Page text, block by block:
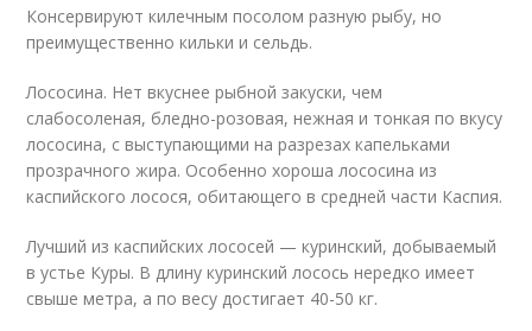
Консервируют килечным посолом разную рыбу, но
преимущественно кильки и сельдь.
Лососина. Нет вкуснее рыбной закуски, чем
слабосоленая, бледно-розовая, нежная и тонкая по вкусу
лососина, с выступающими на разрезах капельками
прозрачного жира. Особенно хороша лососина из
каспийского лосося, обитающего в средней части Каспия.
Лучший из каспийских лососей — куринский, добываемый
в устье Куры. В длину куринский лосось нередко имеет
свыше метра, а по весу достигает 40-50 кг.